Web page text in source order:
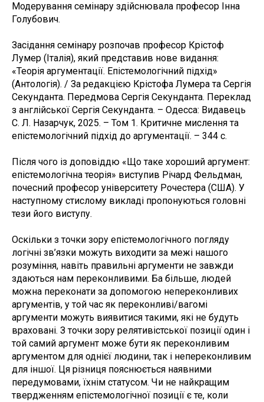
Модерування семінару здійснювала професор Інна
Голубович.
Засідання семінару розпочав професор Крістоф
Лумер (Італія), який представив нове видання:
«Теорія аргументації. Епістемологічний підхід»
(Антологія). / За редакцією Крістофа Лумера та Сергія
Секунданта. Передмова Сергія Секунданта. Переклад
з англійської Сергія Секунданта. – Одесса: Видавець
С. Л. Назарчук, 2025. – Том 1. Критичне мислення та
епістемологічний підхід до аргументації. – 344 с.
Після чого із доповіддю «Що таке хороший аргумент:
епістемологічна теорія» виступив Річард Фельдман,
почесний професор університету Рочестера (США). У
наступному стислому викладі пропонуються головні
тези його виступу.
Оскільки з точки зору епістемологічного погляду
логічні зв’язки можуть виходити за межі нашого
розуміння, навіть правильні аргументи не завжди
здаються нам переконливими. Ба більше, людей
можна переконати за допомогою непереконливих
аргументів, у той час як переконливі/вагомі
аргументи можуть виявитися такими, які не будуть
враховані. З точки зору релятивістської позиції один і
той самий аргумент може бути як переконливим
аргументом для однієї людини, так і непереконливим
для іншої. Ця різниця пояснюється наявними
передумовами, їхнім статусом. Чи не найкращим
твердженням епістемологічної позиції є те, коли